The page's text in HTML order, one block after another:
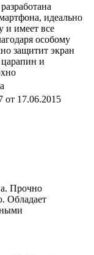
идеально
и имеет все
особому
защитит экран
царапин и
17.06.2015
Прочно
Обладает